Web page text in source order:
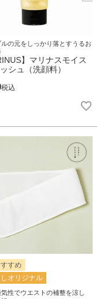
ルの元をしっかり落とすうるお
】マリナスモイス
シュ（洗顔料）
税込
すめ
オリジナル
性でウエストの補整を涼し